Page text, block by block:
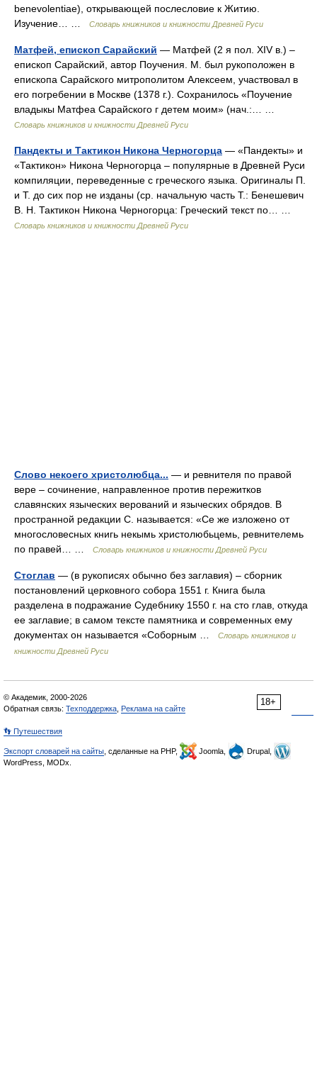
benevolentiae), открывающей послесловие к Житию.
Изучение… …
Словарь книжников и книжности Древней Руси
Матфей, епископ Сарайский — Матфей (2 я пол. XIV в.) –
епископ Сарайский, автор Поучения. М. был рукоположен в
епископа Сарайского митрополитом Алексеем, участвовал в
его погребении в Москве (1378 г.). Сохранилось «Поучение
владыкы Матфеа Сарайского г детем моим» (нач.:… …
Словарь книжников и книжности Древней Руси
Пандекты и Тактикон Никона Черногорца — «Пандекты» и
«Тактикон» Никона Черногорца – популярные в Древней Руси
компиляции, переведенные с греческого языка. Оригиналы П.
и Т. до сих пор не изданы (ср. начальную часть Т.: Бенешевич
В. Н. Тактикон Никона Черногорца: Греческий текст по… …
Словарь книжников и книжности Древней Руси
Слово некоего христолюбца... — и ревнителя по правой
вере – сочинение, направленное против пережитков
славянских языческих верований и языческих обрядов. В
пространной редакции С. называется: «Се же изложено от
многословесных книгь некымь христолюбьцемь, ревнителемь
по правей… …
Словарь книжников и книжности Древней Руси
Стоглав — (в рукописях обычно без заглавия) – сборник
постановлений церковного собора 1551 г. Книга была
разделена в подражание Судебнику 1550 г. на сто глав, откуда
ее заглавие; в самом тексте памятника и современных ему
документах он называется «Соборным …
Словарь книжников и
книжности Древней Руси
18+
© Академик, 2000-2026
Обратная связь: Техподдержка Реклама на сайте
👣 Путешествия
Экспорт словарей на сайты , сделанные на PHP, Joomla,
Drupal,
WordPress, MODx.